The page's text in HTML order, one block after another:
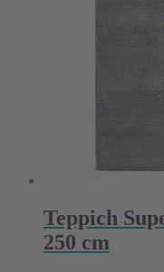
Teppich
250 cm